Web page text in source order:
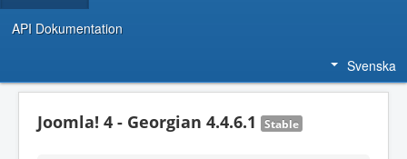
API Dokumentation
Svenska
Joomla! 4 - Georgian 4.4.6.1 Stable